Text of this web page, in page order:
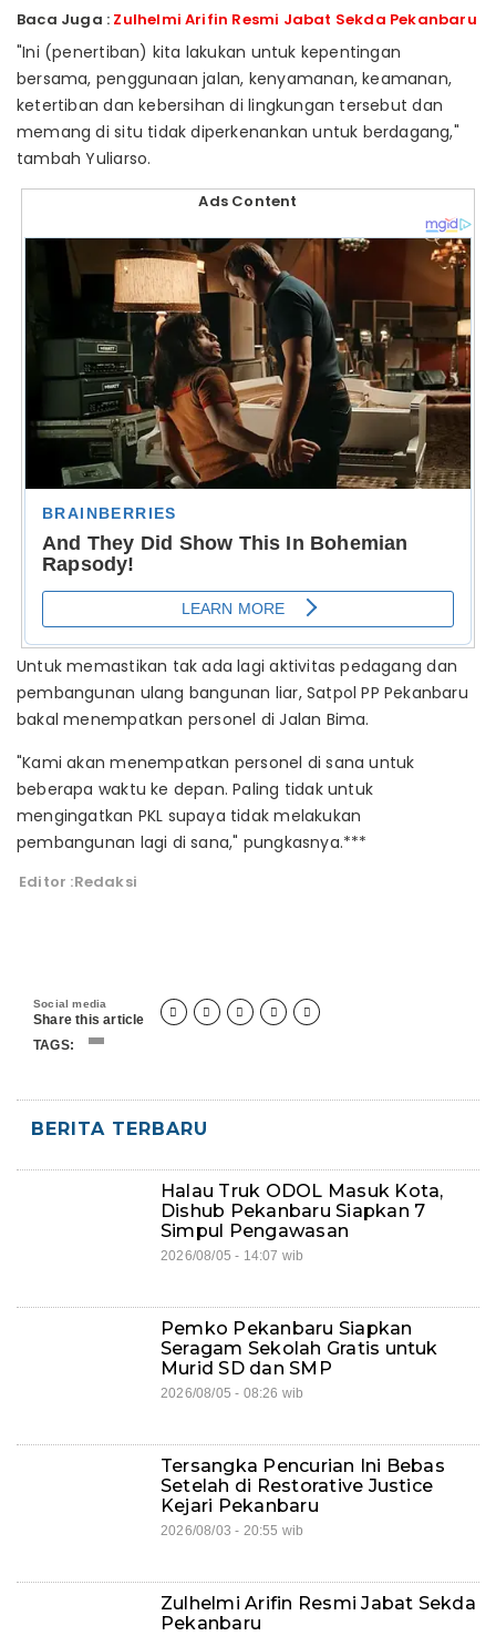
Baca Juga : Zulhelmi Arifin Resmi Jabat Sekda Pekanbaru
"Ini (penertiban) kita lakukan untuk kepentingan
bersama, penggunaan jalan, kenyamanan, keamanan,
ketertiban dan kebersihan di lingkungan tersebut dan
memang di situ tidak diperkenankan untuk berdagang,"
tambah Yuliarso.
Ads Content
Untuk memastikan tak ada lagi aktivitas pedagang dan
pembangunan ulang bangunan liar, Satpol PP Pekanbaru
bakal menempatkan personel di Jalan Bima.
"Kami akan menempatkan personel di sana untuk
beberapa waktu ke depan. Paling tidak untuk
mengingatkan PKL supaya tidak melakukan
pembangunan lagi di sana," pungkasnya.***
Editor :Redaksi
Social media
Share this article     
TAGS:
BERITA TERBARU
Halau Truk ODOL Masuk Kota,
Dishub Pekanbaru Siapkan 7
Simpul Pengawasan
2026/08/05 - 14:07 wib
Pemko Pekanbaru Siapkan
Seragam Sekolah Gratis untuk
Murid SD dan SMP
2026/08/05 - 08:26 wib
Tersangka Pencurian Ini Bebas
Setelah di Restorative Justice
Kejari Pekanbaru
2026/08/03 - 20:55 wib
Zulhelmi Arifin Resmi Jabat Sekda
Pekanbaru